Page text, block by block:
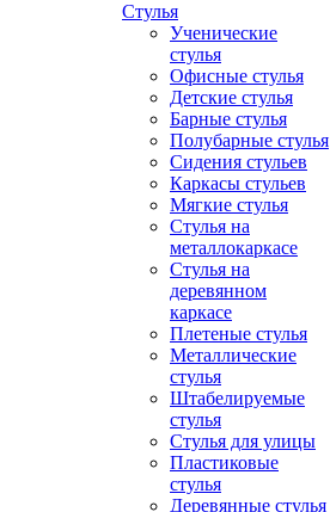
Стулья
Ученические
стулья
Офисные стулья
Детские стулья
Барные стулья
Полубарные стулья
Сидения стульев
Каркасы стульев
Мягкие стулья
Стулья на
металлокаркасе
Стулья на
деревянном
каркасе
Плетеные стулья
Металлические
стулья
Штабелируемые
стулья
Стулья для улицы
Пластиковые
стулья
Деревянные стулья